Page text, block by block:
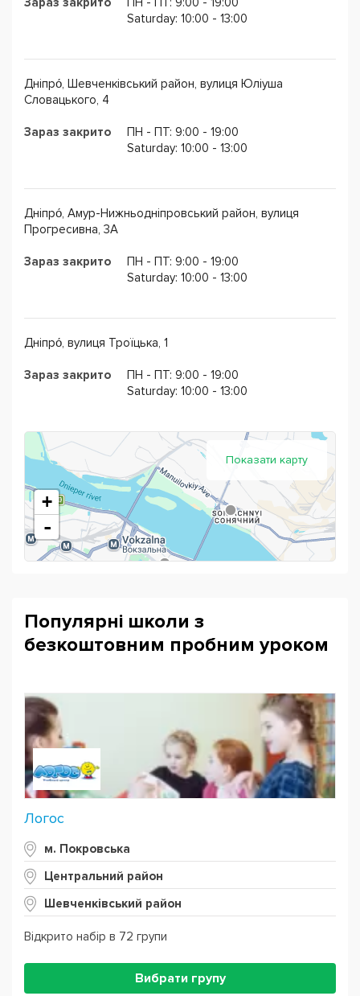
Saturday: 10:00 - 13:00
Дніпро́, Шевченківський район, вулиця Юліуша
Словацького, 4
Зараз закрито
ПН - ПТ: 9:00 - 19:00
Saturday: 10:00 - 13:00
Дніпро́, Амур-Нижньодніпровський район, вулиця
Прогресивна, 3А
Зараз закрито
ПН - ПТ: 9:00 - 19:00
Saturday: 10:00 - 13:00
Дніпро́, вулиця Троїцька, 1
Зараз закрито
ПН - ПТ: 9:00 - 19:00
Saturday: 10:00 - 13:00
Показати карту
+
-
— © Google 2026
Популярні школи з
безкоштовним пробним уроком
Логос
м. Покровська
Центральний район
Шевченківський район
Відкрито набір в 72 групи
Вибрати групу